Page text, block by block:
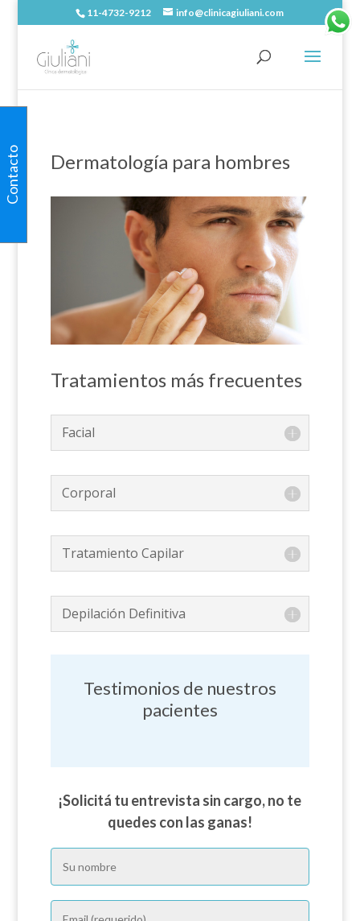
11-4732-9212 info@clinicagiuliani.com
Dermatología para hombres
Tratamientos más frecuentes
Facial
Corporal
Tratamiento Capilar
Depilación Definitiva
Testimonios de nuestros
pacientes
¡Solicitá tu entrevista sin cargo, no te
quedes con las ganas!
Contacto